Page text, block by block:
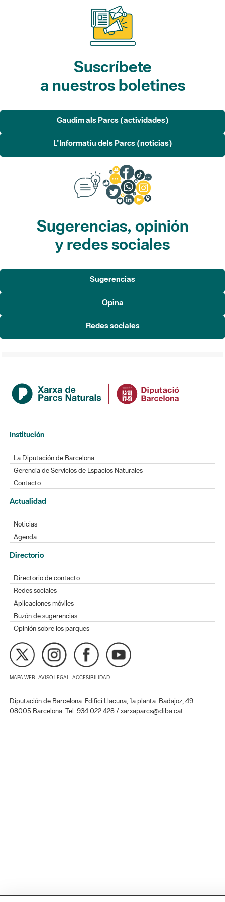
Suscríbete
a nuestros boletines
Gaudim als Parcs (actividades)
L'Informatiu dels Parcs (noticias)
Sugerencias, opinión
y redes sociales
Sugerencias
Opina
Redes sociales
Institución
La Diputación de Barcelona
Gerencia de Servicios de Espacios Naturales
Contacto
Actualidad
Noticias
Agenda
Directorio
Directorio de contacto
Redes sociales
Aplicaciones móviles
Buzón de sugerencias
Opinión sobre los parques
MAPA WEB AVISO LEGAL ACCESIBILIDAD
Diputación de Barcelona. Edifici Llacuna, 1a planta. Badajoz, 49.
08005 Barcelona. Tel. 934 022 428 / xarxaparcs@diba.cat